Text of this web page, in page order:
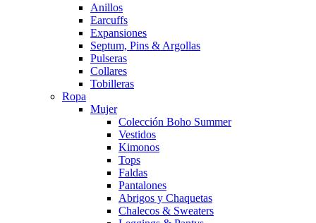
Anillos
Earcuffs
Expansiones
Septum, Pins & Argollas
Pulseras
Collares
Tobilleras
Ropa
Mujer
Colección Boho Summer
Vestidos
Kimonos
Tops
Faldas
Pantalones
Abrigos y Chaquetas
Chalecos & Sweaters